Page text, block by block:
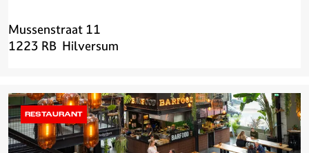
C
h
a
a
n
d
Mussenstraat 11
1223 RB Hilversum
RESTAURANT